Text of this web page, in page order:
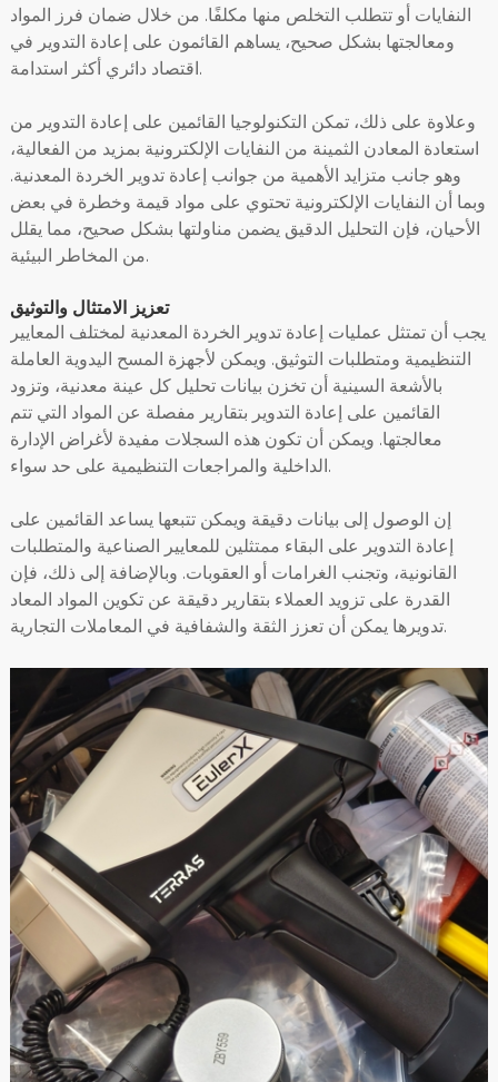
النفايات أو تتطلب التخلص منها مكلفًا. من خلال ضمان فرز المواد
ومعالجتها بشكل صحيح، يساهم القائمون على إعادة التدوير في
اقتصاد دائري أكثر استدامة.
وعلاوة على ذلك، تمكن التكنولوجيا القائمين على إعادة التدوير من
استعادة المعادن الثمينة من النفايات الإلكترونية بمزيد من الفعالية،
وهو جانب متزايد الأهمية من جوانب إعادة تدوير الخردة المعدنية.
وبما أن النفايات الإلكترونية تحتوي على مواد قيمة وخطرة في بعض
الأحيان، فإن التحليل الدقيق يضمن مناولتها بشكل صحيح، مما يقلل
من المخاطر البيئية.
تعزيز الامتثال والتوثيق
يجب أن تمتثل عمليات إعادة تدوير الخردة المعدنية لمختلف المعايير
التنظيمية ومتطلبات التوثيق. ويمكن لأجهزة المسح اليدوية العاملة
بالأشعة السينية أن تخزن بيانات تحليل كل عينة معدنية، وتزود
القائمين على إعادة التدوير بتقارير مفصلة عن المواد التي تتم
معالجتها. ويمكن أن تكون هذه السجلات مفيدة لأغراض الإدارة
الداخلية والمراجعات التنظيمية على حد سواء.
إن الوصول إلى بيانات دقيقة ويمكن تتبعها يساعد القائمين على
إعادة التدوير على البقاء ممتثلين للمعايير الصناعية والمتطلبات
القانونية، وتجنب الغرامات أو العقوبات. وبالإضافة إلى ذلك، فإن
القدرة على تزويد العملاء بتقارير دقيقة عن تكوين المواد المعاد
تدويرها يمكن أن تعزز الثقة والشفافية في المعاملات التجارية.